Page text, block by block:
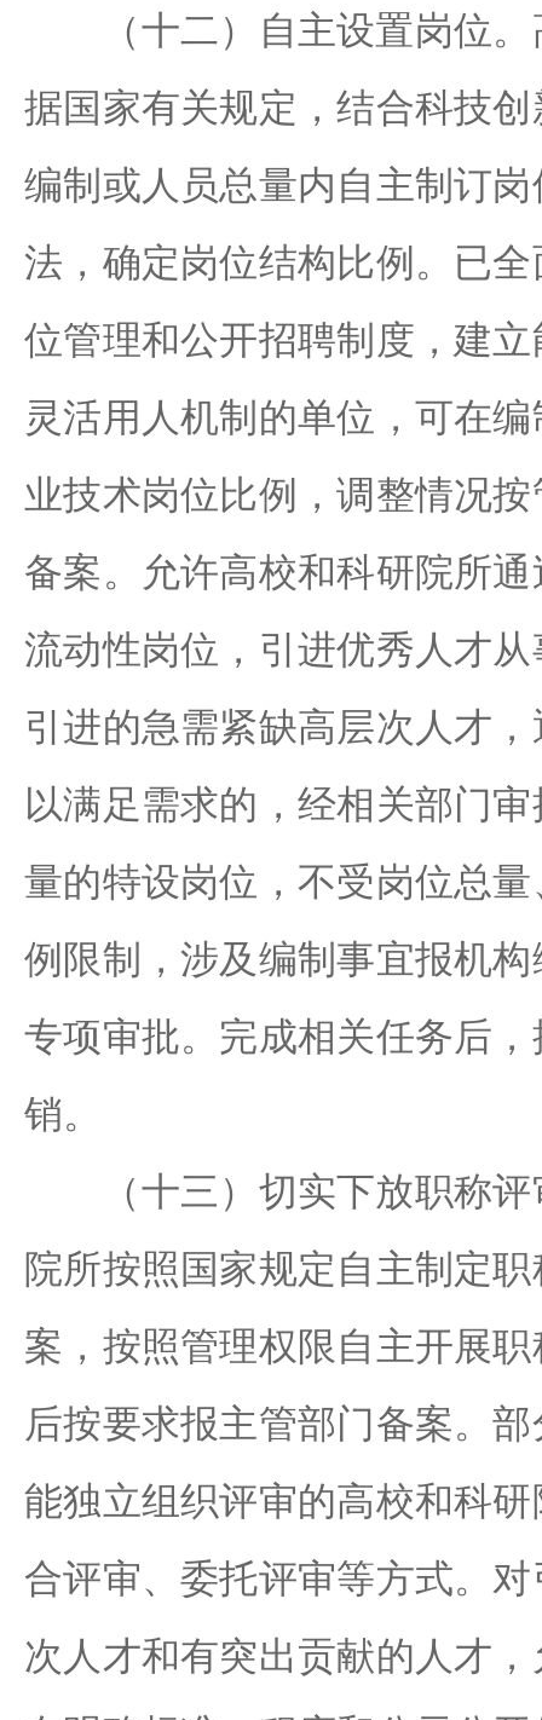
（十二）自主设置岗位。
据国家有关规定，结合科技
编制或人员总量内自主制订
法，确定岗位结构比例。已
位管理和公开招聘制度，建
灵活用人机制的单位，可在
业技术岗位比例，调整情况
备案。允许高校和科研院所
流动性岗位，引进优秀人才
引进的急需紧缺高层次人才
以满足需求的，经相关部门
量的特设岗位，不受岗位总
例限制，涉及编制事宜报机
专项审批。完成相关任务后
销。
（十三）切实下放职称评
院所按照国家规定自主制定
案，按照管理权限自主开展
后按要求报主管部门备案。
能独立组织评审的高校和科
合评审、委托评审等方式。
次人才和有突出贡献的人才